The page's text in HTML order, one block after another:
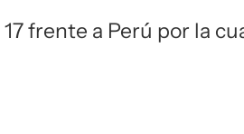
frente a Perú por la